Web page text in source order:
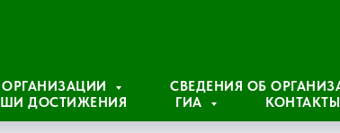
СВЕДЕНИЯ ОБ
ДОСТИЖЕНИЯ
ГИА КОНТАКТЫ